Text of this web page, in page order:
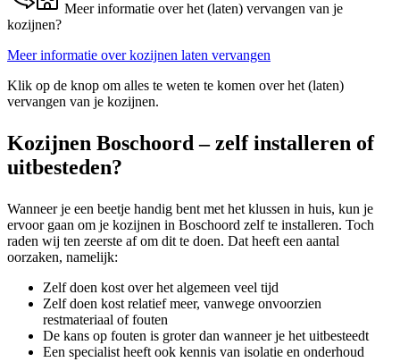
Meer informatie over het (laten) vervangen van je
kozijnen?
Meer informatie over kozijnen laten vervangen
Klik op de knop om alles te weten te komen over het (laten)
vervangen van je kozijnen.
Kozijnen Boschoord – zelf installeren of
uitbesteden?
Wanneer je een beetje handig bent met het klussen in huis, kun je
ervoor gaan om je kozijnen in Boschoord zelf te installeren. Toch
raden wij ten zeerste af om dit te doen. Dat heeft een aantal
oorzaken, namelijk:
Zelf doen kost over het algemeen veel tijd
Zelf doen kost relatief meer, vanwege onvoorzien
restmateriaal of fouten
De kans op fouten is groter dan wanneer je het uitbesteedt
Een specialist heeft ook kennis van isolatie en onderhoud